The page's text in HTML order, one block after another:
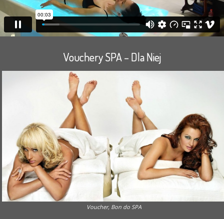
Vouchery SPA – Dla Niej
Voucher, Bon do SPA